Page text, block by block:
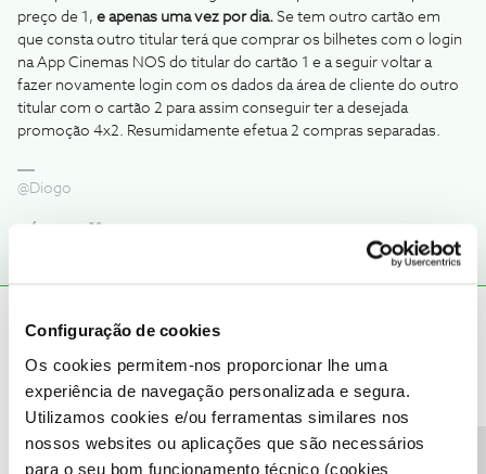
Configuração de cookies
Os cookies permitem-nos proporcionar lhe uma
experiência de navegação personalizada e segura.
Utilizamos cookies e/ou ferramentas similares nos
nossos websites ou aplicações que são necessários
para o seu bom funcionamento técnico (cookies
preço de 1, e apenas uma vez por dia. Se tem outro cartão em
que consta outro titular terá que comprar os bilhetes com o login
na App Cinemas NOS do titular do cartão 1 e a seguir voltar a
fazer novamente login com os dados da área de cliente do outro
titular com o cartão 2 para assim conseguir ter a desejada
promoção 4x2. Resumidamente efetua 2 compras separadas.
@Diogo
P PSDML AUTOR
Os dois cartoes estao associados a serviços com o mesmo
titular?
Seria mais avisado contratar os serviços com diferentes titulares
supere eventuais vantagens dos dois serviços no mesmo titular.